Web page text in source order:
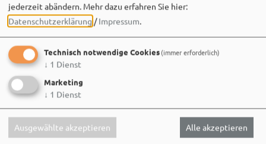
jederzeit abändern. Mehr dazu erfahren Sie hier:
Datenschutzerklärung /Impressum.
Technisch notwendige Cookies(immer erforderlich)
↓ 1 Dienst
Marketing
↓ 1 Dienst
Ausgewählte akzeptieren Alle akzeptieren